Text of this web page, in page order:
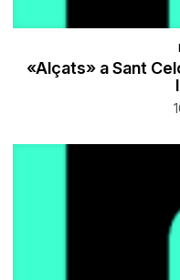
«Alçats» a Sant